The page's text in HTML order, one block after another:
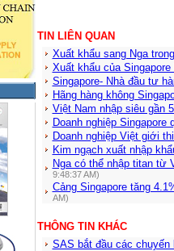
TIN LIÊN QUAN
Xuất khẩu sang Nga
Xuất khẩu của
Singapore- Nhà đầu tư
Hãng hàng không
Việt Nam nhập siêu gần
Doanh nghiệp
Doanh nghiệp Việt giới
Kim ngạch xuất nhập
Nga có thể nhập titan từ
9:48:37 AM)
Cảng Singapore tăng
AM)
THÔNG TIN KHÁC
SAS bắt đầu các chuyến